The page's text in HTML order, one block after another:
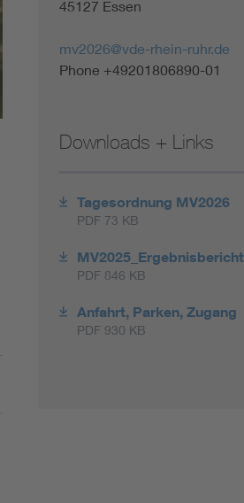
45127 Essen
mv2026@vde-rhein-ruhr.de
Phone +49201806890-01
Downloads + Links
Tagesordnung MV2026
PDF 73 KB
MV2025_Ergebnisbericht
PDF 846 KB
Anfahrt, Parken, Zugang
PDF 930 KB